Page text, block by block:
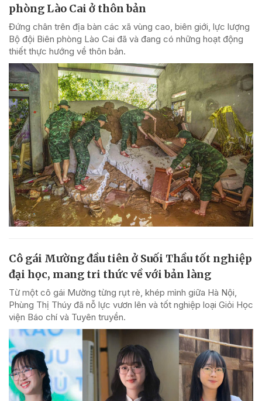
phòng Lào Cai ở thôn bản
Đứng chân trên địa bàn các xã vùng cao, biên giới, lực lượng
Bộ đội Biên phòng Lào Cai đã và đang có những hoạt động
thiết thực hướng về thôn bản.
Cô gái Mường đầu tiên ở Suối Thầu tốt nghiệp
đại học, mang tri thức về với bản làng
Từ một cô gái Mường từng rụt rè, khép mình giữa Hà Nội,
Phùng Thị Thúy đã nỗ lực vươn lên và tốt nghiệp loại Giỏi Học
viện Báo chí và Tuyên truyền.